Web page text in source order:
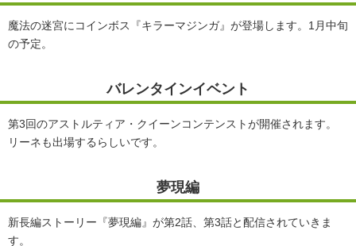
魔法の迷宮にコインボス『キラーマジンガ』が登場します。1月中旬
の予定。
バレンタインイベント
第3回のアストルティア・クイーンコンテンストが開催されます。
リーネも出場するらしいです。
夢現編
新長編ストーリー『夢現編』が第2話、第3話と配信されていきま
す。